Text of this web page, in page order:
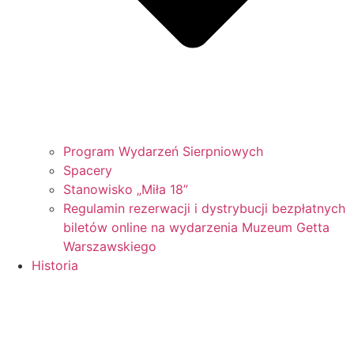
Program Wydarzeń Sierpniowych
Spacery
Stanowisko „Miła 18”
Regulamin rezerwacji i dystrybucji bezpłatnych
biletów online na wydarzenia Muzeum Getta
Warszawskiego
Historia